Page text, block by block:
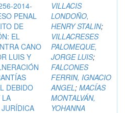
2014-
PENAL
DE
EL
CANO
LUIS Y
DEBIDO
LA
VILLACIS
LONDOÑO,
HENRY STALIN;
VILLACRESES
PALOMEQUE,
JORGE LUIS;
FALCONES
FERRIN, IGNACIO
ANGEL; MACÍAS
MONTALVÁN,
YOHANNA